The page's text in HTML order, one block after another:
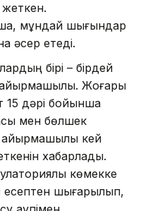
мұндай шығындар
әсер етеді.
бірі – бірдей
Жоғары
15 дәрі бойынша
мен бөлшек
айырмашылық кей
хабарлады.
көмекке
есептен шығарылып,